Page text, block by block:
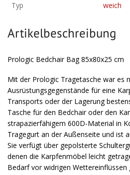
Typ
weich
Artikelbeschreibung
Prologic Bedchair Bag 85x80x25 cm
Mit der Prologic Tragetasche war es
Ausrüstungsgegenstände für eine
Transports oder der Lagerung
Tasche für den Bedchair oder den
strapazierfähigem 600D-Material in
Tragegurt an der Außenseite und ist
Sie verfügt über gepolsterte
denen die Karpfenmöbel leicht
Bedarf vor widrigen Wettereinflüssen